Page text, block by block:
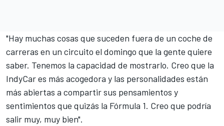
"Hay muchas cosas que suceden fuera de un coche de
carreras en un circuito el domingo que la gente quiere
saber. Tenemos la capacidad de mostrarlo. Creo que la
IndyCar es más acogedora y las personalidades están
más abiertas a compartir sus pensamientos y
sentimientos que quizás la Fórmula 1. Creo que podría
salir muy, muy bien".